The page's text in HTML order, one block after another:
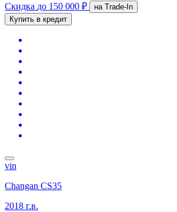
Скидка до 150 000 ₽
на Trade-In
Купить в кредит
vin
Changan CS35
2018 г.в.